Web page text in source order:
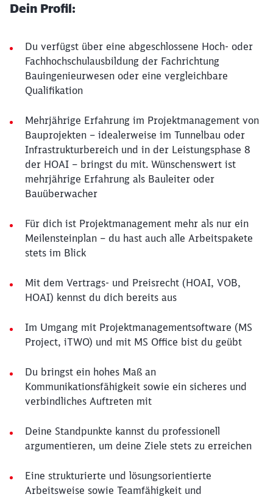
Dein Profil:
Du verfügst über eine abgeschlossene Hoch- oder
Fachhochschulausbildung der Fachrichtung
Bauingenieurwesen oder eine vergleichbare
Qualifikation
Mehrjährige Erfahrung im Projektmanagement von
Bauprojekten – idealerweise im Tunnelbau oder
Infrastrukturbereich und in der Leistungsphase 8
der HOAI – bringst du mit. Wünschenswert ist
mehrjährige Erfahrung als Bauleiter oder
Bauüberwacher
Für dich ist Projektmanagement mehr als nur ein
Meilensteinplan – du hast auch alle Arbeitspakete
stets im Blick
Mit dem Vertrags- und Preisrecht (HOAI, VOB,
HOAI) kennst du dich bereits aus
Im Umgang mit Projektmanagementsoftware (MS
Project, iTWO) und mit MS Office bist du geübt
Du bringst ein hohes Maß an
Kommunikationsfähigkeit sowie ein sicheres und
verbindliches Auftreten mit
Deine Standpunkte kannst du professionell
argumentieren, um deine Ziele stets zu erreichen
Eine strukturierte und lösungsorientierte
Arbeitsweise sowie Teamfähigkeit und